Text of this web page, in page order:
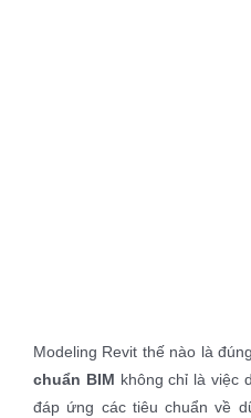
Modeling Revit thế nào là
chuẩn BIM không chỉ là việc
đáp ứng các tiêu chuẩn về